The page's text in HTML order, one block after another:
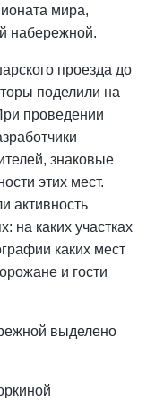
мира,
набережной.
проезда до
поделили на
проведении
знаковые
этих мест.
активность
на каких участках
каких мест
и гости
выделено